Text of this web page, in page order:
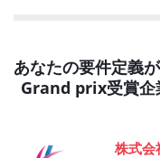
あなたの要件定義
Grand prix受賞企
株式会